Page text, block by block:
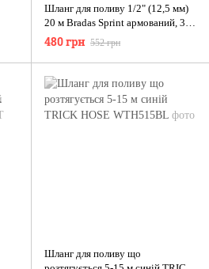
Шланг для поливу 1/2" (12,5 мм)
20 м Bradas Sprint армований, 3
шари, до 8 бар
480 грн 552 грн
Шланг для поливу що